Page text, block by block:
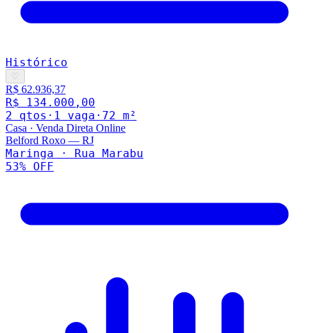
Histórico
♡
R$ 62.936,37
R$ 134.000,00
2 qtos · 1 vaga · 72 m²
Casa · Venda Direta Online
Belford Roxo — RJ
Maringa · Rua Marabu
53% OFF